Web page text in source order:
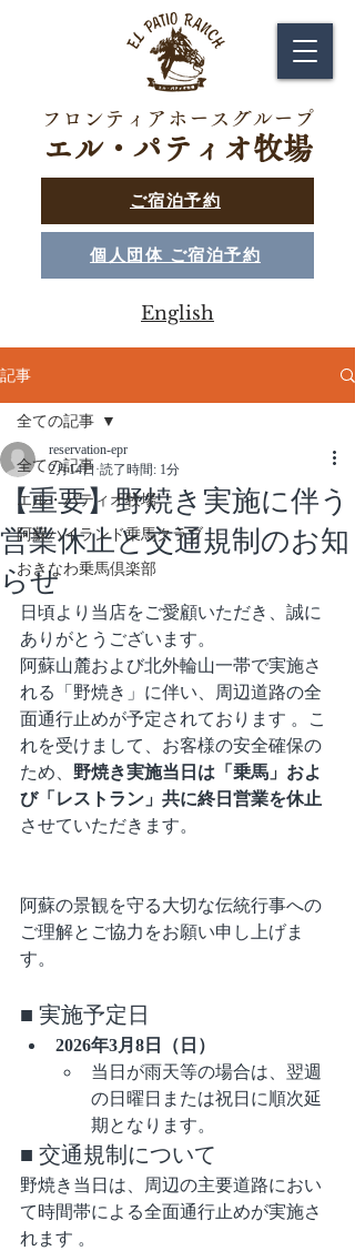
フロンティアホースグループ
エル・パティオ牧場
English
ご宿泊予約
個人団体 ご宿泊予約
記事
全ての記事
エル・パティオ牧場
阿蘇ハイランド乗馬クラブ
おきなわ乗馬倶楽部
全ての記事
【重要】野焼き実施に伴う
営業休止と交通規制のお知
らせ
reservation-epr
2月14日 読了時間: 1分
日頃より当店をご愛顧いただき、誠に
ありがとうございます。
阿蘇山麓および北外輪山一帯で実施さ
れる「野焼き」に伴い、周辺道路の全
面通行止めが予定されております 。こ
れを受けまして、お客様の安全確保の
ため、 野焼き実施当日は「乗馬」およ
び「レストラン」共に終日営業を休止
させていただきます。
阿蘇の景観を守る大切な伝統行事への
ご理解とご協力をお願い申し上げま
す。
■ 実施予定日
2026年3月8日（日）
当日が雨天等の場合は、翌週
の日曜日または祝日に順次延
期となります。
■ 交通規制について
野焼き当日は、周辺の主要道路におい
て時間帯による全面通行止めが実施さ
れます 。